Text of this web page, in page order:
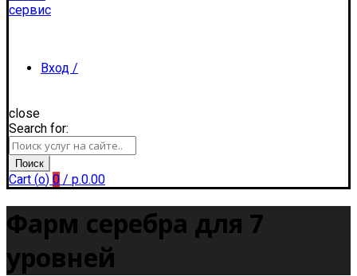
Вход /
Регистрация
close
Search for:
Поиск
Cart (o) 0 / р.0.00
Фарм серебра для 7
уровней